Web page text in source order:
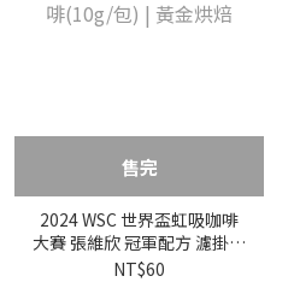
售完
2024 WSC 世界盃虹吸咖啡
大賽 張維欣 冠軍配方 濾掛咖
啡(10g/包) | 黃金烘焙
NT$60